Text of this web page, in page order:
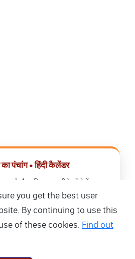
पंचांग • हिंदी कैलेंडर
मुहूर्त और राशिफल एक ही ऐप में देखें।
कैलेंडर ऐप डाउनलोड करें
you get the best user
By continuing to use this
of these cookies. Find out